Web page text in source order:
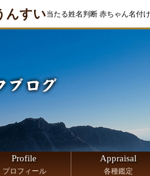
んすい当たる姓名判断 赤ちゃん名付
Profile
プロフィール
Appraisal
各種鑑定